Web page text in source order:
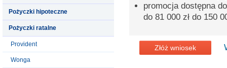
Pożyczki hipoteczne
Pożyczki ratalne
Provident
Wonga
promocja dostępna
do 81 000 zł do 150
Złóż wniosek